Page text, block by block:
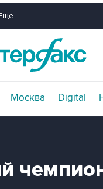
Москва Digital